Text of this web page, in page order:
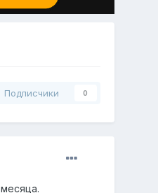
Подписчики 0